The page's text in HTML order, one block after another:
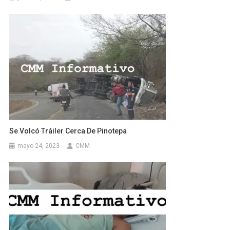
Se Volcó Tráiler Cerca De Pinotepa
mayo 24, 2023 CMM